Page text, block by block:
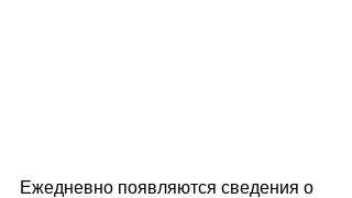
Ежедневно появляются сведения о